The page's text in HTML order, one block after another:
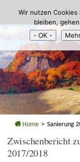
Zum Inhalt springen
Home > Sanierung
Zwischenbericht
2017/2018
Wir nutzen
bleiben,
- OK -